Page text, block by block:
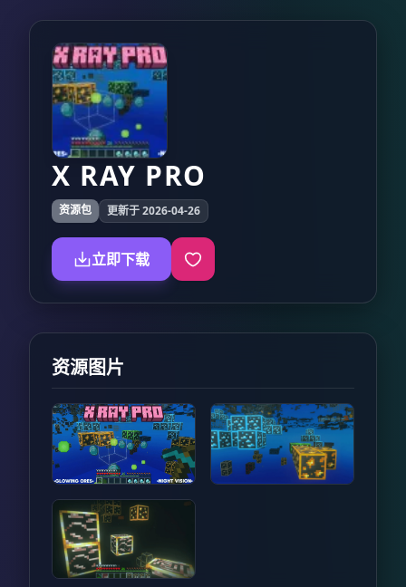
X RAY PRO
资源包 更新于 2026-04-26
立即下载
资源图片